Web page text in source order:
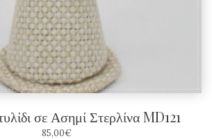
σε Ασημί Στερλίνα MD121
85,00€